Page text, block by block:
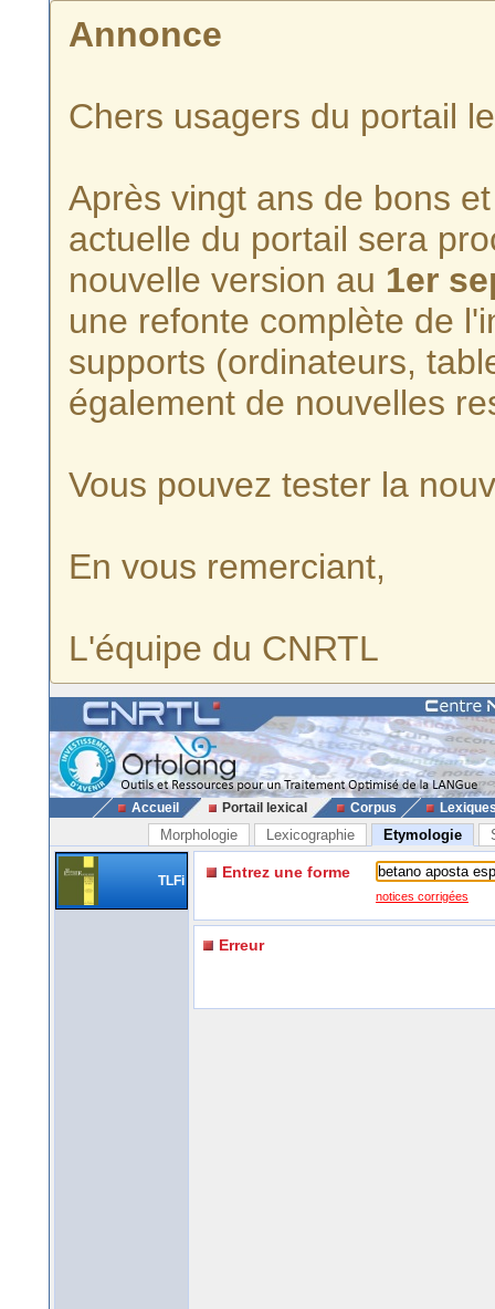
Annonce
Chers usagers du portail
Après vingt ans de bons
actuelle du portail sera
nouvelle version au 1er
une refonte complète de
supports (ordinateurs,
également de nouvelles
Vous pouvez tester la
En vous remerciant,
L'équipe du CNRTL
Accueil Portail lexical Corpus
Morphologie Lexicographie Etymologie
TLFi Entrez une forme
notices corrigées
Erreur